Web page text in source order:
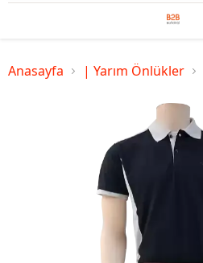
Anasayfa | Yarım Önlükler